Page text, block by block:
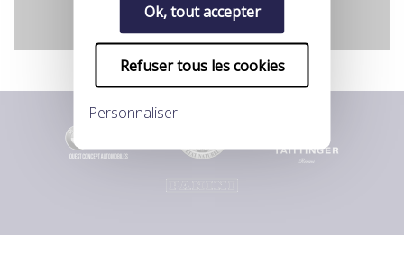
Ok, tout accepter
Refuser tous les cookies
Personnaliser